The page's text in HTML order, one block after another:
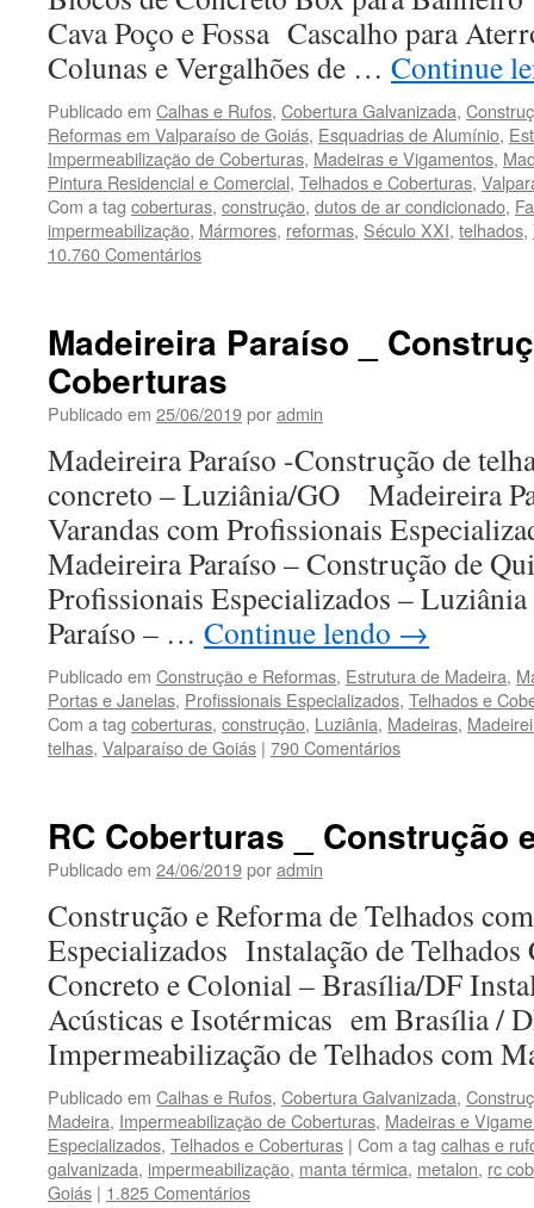
Cava Poço e Fossa Cascalho para
Colunas e Vergalhões de … Continue
Publicado em Calhas e Rufos, Cobertura Galvanizada,
Reformas em Valparaíso de Goiás, Esquadrias de Alumínio,
Impermeabilização de Coberturas, Madeiras e Vigamentos,
Pintura Residencial e Comercial, Telhados e Coberturas,
Com a tag coberturas, construção, dutos de ar condicionado,
impermeabilização, Mármores, reformas, Século XXI, telhados,
10.760 Comentários
Madeireira Paraíso _
Coberturas
Publicado em 25/06/2019poradmin
Madeireira Paraíso -Construção de
concreto – Luziânia/GO Madeireira
Varandas com Profissionais
Madeireira Paraíso – Construção de
Profissionais Especializados –
Paraíso – … Continue lendo →
Publicado em Construção e Reformas, Estrutura de Madeira,
Portas e Janelas, Profissionais Especializados, Telhados e
Com a tag coberturas, construção, Luziânia, Madeiras,
telhas, Valparaíso de Goiás | 790 Comentários
RC Coberturas _ Construção
Publicado em 24/06/2019poradmin
Construção e Reforma de Telhados
Especializados Instalação de Telhados
Concreto e Colonial – Brasília/DF
Acústicas e Isotérmicas em Brasília /
Impermeabilização de Telhados com
Publicado em Calhas e Rufos, Cobertura Galvanizada,
Madeira, Impermeabilização de Coberturas, Madeiras e
Especializados, Telhados e Coberturas | Com a tag calhas e
galvanizada, impermeabilização, manta térmica, metalon, rc
Goiás | 1.825 Comentários